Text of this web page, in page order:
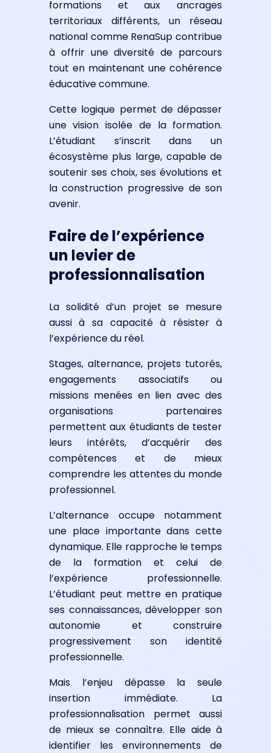
formations et aux ancrages
territoriaux différents, un réseau
national comme RenaSup contribue
à offrir une diversité de parcours
tout en maintenant une cohérence
éducative commune.
Cette logique permet de dépasser
une vision isolée de la formation.
L’étudiant s’inscrit dans un
écosystème plus large, capable de
soutenir ses choix, ses évolutions et
la construction progressive de son
avenir.
Faire de l’expérience
un levier de
professionnalisation
La solidité d’un projet se mesure
aussi à sa capacité à résister à
l’expérience du réel.
Stages, alternance, projets tutorés,
engagements associatifs ou
missions menées en lien avec des
organisations partenaires
permettent aux étudiants de tester
leurs intérêts, d’acquérir des
compétences et de mieux
comprendre les attentes du monde
professionnel.
L’alternance occupe notamment
une place importante dans cette
dynamique. Elle rapproche le temps
de la formation et celui de
l’expérience professionnelle.
L’étudiant peut mettre en pratique
ses connaissances, développer son
autonomie et construire
progressivement son identité
professionnelle.
Mais l’enjeu dépasse la seule
insertion immédiate. La
professionnalisation permet aussi
de mieux se connaître. Elle aide à
identifier les environnements de